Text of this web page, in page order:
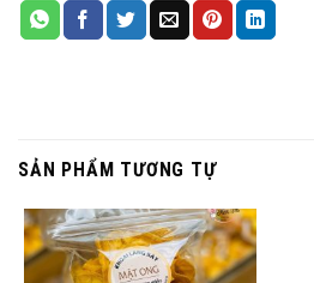
SẢN PHẨM TƯƠNG TỰ